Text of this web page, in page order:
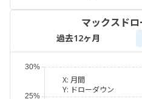
マックスド
過去12ヶ月
X: 月間
Y: ドローダウン